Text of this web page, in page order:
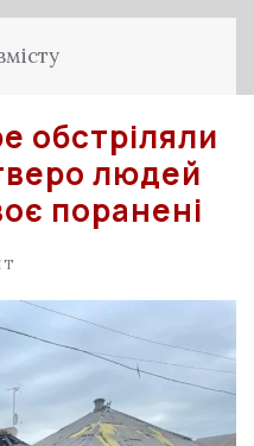
обстріляли
людей
поранені